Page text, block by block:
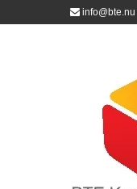
info@bte.nu